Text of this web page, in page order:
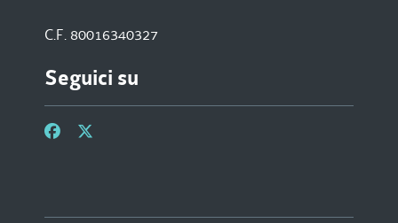
C.F. 80016340327
Seguici su